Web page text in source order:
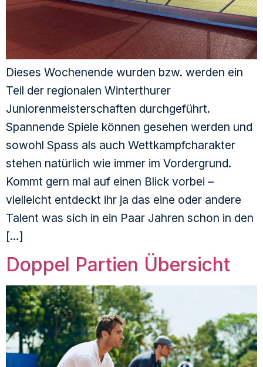
Dieses Wochenende wurden bzw. werden ein
Teil der regionalen Winterthurer
Juniorenmeisterschaften durchgeführt.
Spannende Spiele können gesehen werden und
sowohl Spass als auch Wettkampfcharakter
stehen natürlich wie immer im Vordergrund.
Kommt gern mal auf einen Blick vorbei –
vielleicht entdeckt ihr ja das eine oder andere
Talent was sich in ein Paar Jahren schon in den
[…]
Doppel Partien Übersicht